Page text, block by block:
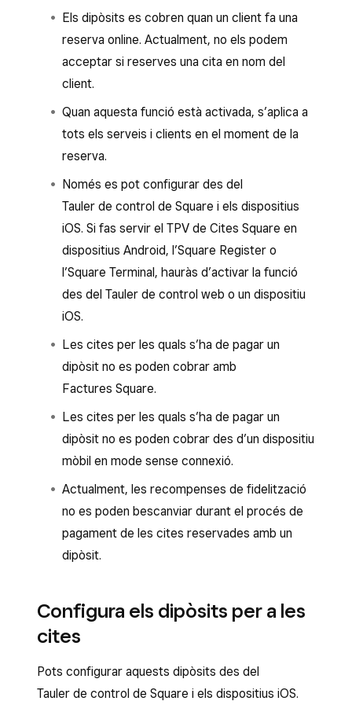
Els dipòsits es cobren quan un client fa una
reserva online. Actualment, no els podem
acceptar si reserves una cita en nom del
client.
Quan aquesta funció està activada, s’aplica a
tots els serveis i clients en el moment de la
reserva.
Només es pot configurar des del
Tauler de control de Square i els dispositius
iOS. Si fas servir el TPV de Cites Square en
dispositius Android, l’Square Register o
l’Square Terminal, hauràs d’activar la funció
des del Tauler de control web o un dispositiu
iOS.
Les cites per les quals s’ha de pagar un
dipòsit no es poden cobrar amb
Factures Square.
Les cites per les quals s’ha de pagar un
dipòsit no es poden cobrar des d’un dispositiu
mòbil en mode sense connexió.
Actualment, les recompenses de fidelització
no es poden bescanviar durant el procés de
pagament de les cites reservades amb un
dipòsit.
Configura els dipòsits per a les
cites
Pots configurar aquests dipòsits des del
Tauler de control de Square i els dispositius iOS.